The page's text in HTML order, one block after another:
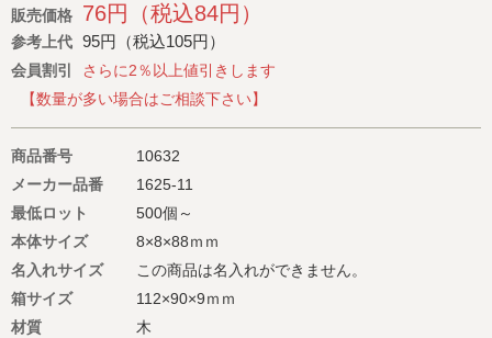
販売価格 76円（税込84円）
参考上代 95円（税込105円）
会員割引
さらに2％以上値引きします
【数量が多い場合はご相談下さい】
商品番号
10632
メーカー品番
1625-11
最低ロット
500個～
本体サイズ
8×8×88ｍｍ
名入れサイズ
この商品は名入れができません。
箱サイズ
112×90×9ｍｍ
材質
木